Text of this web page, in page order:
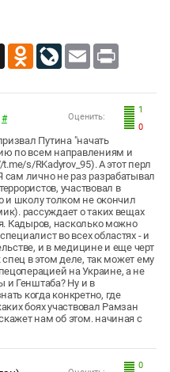
X Odnoklassniki
LiveJournal
Email Print
1
0
Оценить:
#
Путина "начать
по всем направлениям и
s/RKadyrov_95). А этот перл
лично не раз разрабатывал
участвовал в
и школу толком не окончил
рассуждает о таких вещах
Кадыров, насколько можно
во всех областях - и
и в медицине и еще черт
спец в этом деле, так может ему
на Украине, а не
Генштаба? Ну и в
когда конкретно, где
боях участвовал Рамзан
нам об этом. начиная с
0